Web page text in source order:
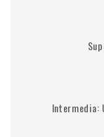
Intermedia: